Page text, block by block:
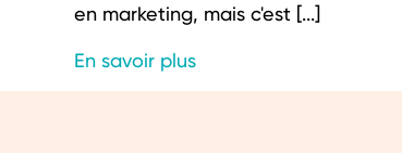
en marketing, mais c'est [...]
En savoir plus